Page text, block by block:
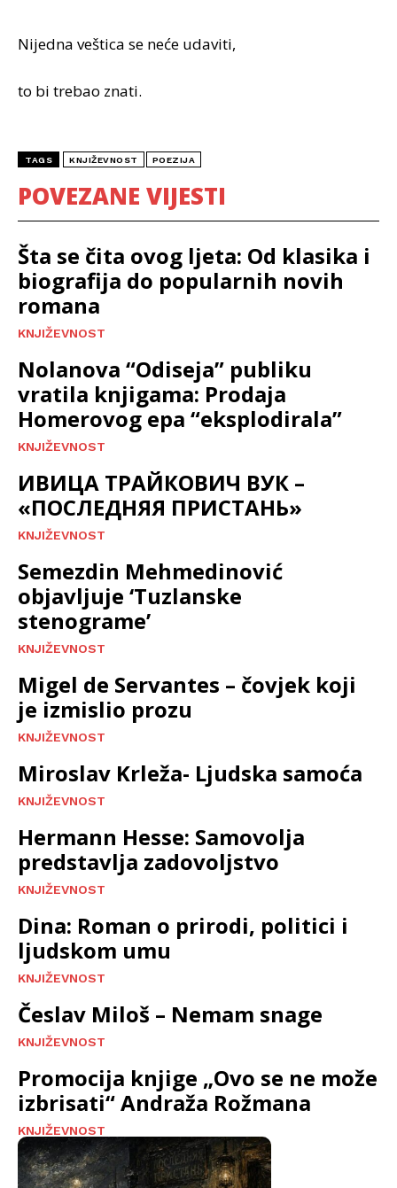
Nijedna veštica se neće udaviti,
to bi trebao znati.
TAGS KNJIŽEVNOST POEZIJA
POVEZANE VIJESTI
Šta se čita ovog ljeta: Od klasika i
biografija do popularnih novih
romana
KNJIŽEVNOST
Nolanova “Odiseja” publiku
vratila knjigama: Prodaja
Homerovog epa “eksplodirala”
KNJIŽEVNOST
ИВИЦА ТРАЙКОВИЧ ВУК –
«ПОСЛЕДНЯЯ ПРИСТАНЬ»
KNJIŽEVNOST
Semezdin Mehmedinović
objavljuje ‘Tuzlanske
stenograme’
KNJIŽEVNOST
Migel de Servantes – čovjek koji
je izmislio prozu
KNJIŽEVNOST
Miroslav Krleža- Ljudska samoća
KNJIŽEVNOST
Hermann Hesse: Samovolja
predstavlja zadovoljstvo
KNJIŽEVNOST
Dina: Roman o prirodi, politici i
ljudskom umu
KNJIŽEVNOST
Česlav Miloš – Nemam snage
KNJIŽEVNOST
Promocija knjige „Ovo se ne može
izbrisati“ Andraža Rožmana
KNJIŽEVNOST